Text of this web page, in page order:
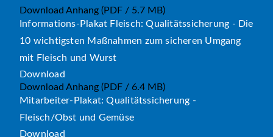
Download Anhang (PDF / 5.7 MB)
Informations-Plakat Fleisch: Qualitätssicherung - Die
10 wichtigsten Maßnahmen zum sicheren Umgang
mit Fleisch und Wurst
Download
Download Anhang (PDF / 6.4 MB)
Mitarbeiter-Plakat: Qualitätssicherung -
Fleisch/Obst und Gemüse
Download